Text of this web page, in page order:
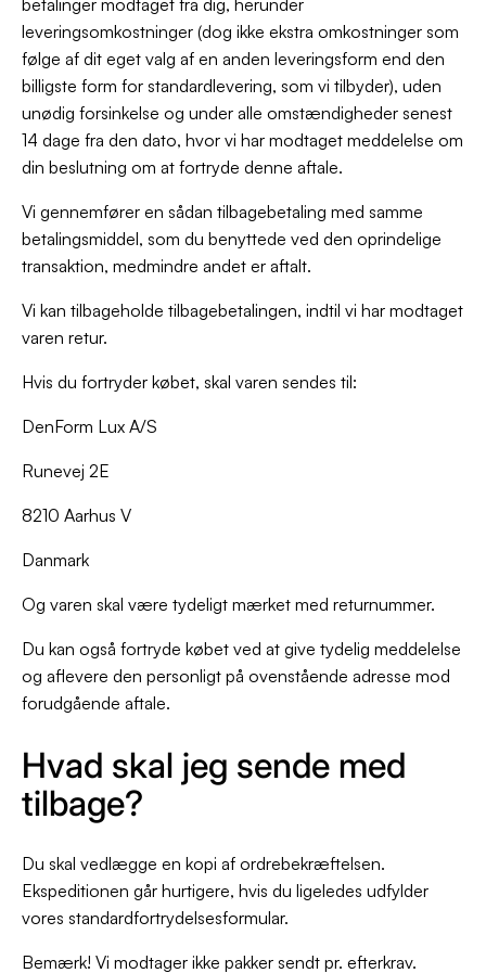
betalinger modtaget fra dig, herunder
leveringsomkostninger (dog ikke ekstra omkostninger som
følge af dit eget valg af en anden leveringsform end den
billigste form for standardlevering, som vi tilbyder), uden
unødig forsinkelse og under alle omstændigheder senest
14 dage fra den dato, hvor vi har modtaget meddelelse om
din beslutning om at fortryde denne aftale.
Vi gennemfører en sådan tilbagebetaling med samme
betalingsmiddel, som du benyttede ved den oprindelige
transaktion, medmindre andet er aftalt.
Vi kan tilbageholde tilbagebetalingen, indtil vi har modtaget
varen retur.
Hvis du fortryder købet, skal varen sendes til:
DenForm Lux A/S
Runevej 2E
8210 Aarhus V
Danmark
Og varen skal være tydeligt mærket med returnummer.
Du kan også fortryde købet ved at give tydelig meddelelse
og aflevere den personligt på ovenstående adresse mod
forudgående aftale.
Hvad skal jeg sende med
tilbage?
Du skal vedlægge en kopi af ordrebekræftelsen.
Ekspeditionen går hurtigere, hvis du ligeledes udfylder
vores standardfortrydelsesformular.
Bemærk! Vi modtager ikke pakker sendt pr. efterkrav.